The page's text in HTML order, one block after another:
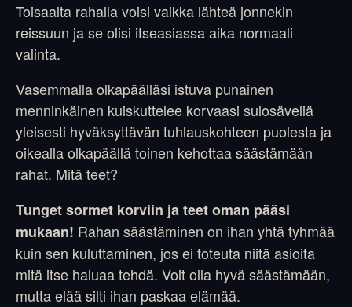
Toisaalta rahalla voisi vaikka lähteä jonnekin
reissuun ja se olisi itseasiassa aika normaali
valinta.
Vasemmalla olkapäälläsi istuva punainen
menninkäinen kuiskuttelee korvaasi sulosäveliä
yleisesti hyväksyttävän tuhlauskohteen puolesta ja
oikealla olkapäällä toinen kehottaa säästämään
rahat. Mitä teet?
Tunget sormet korviin ja teet oman pääsi
mukaan! Rahan säästäminen on ihan yhtä tyhmää
kuin sen kuluttaminen, jos ei toteuta niitä asioita
mitä itse haluaa tehdä. Voit olla hyvä säästämään,
mutta elää silti ihan paskaa elämää.